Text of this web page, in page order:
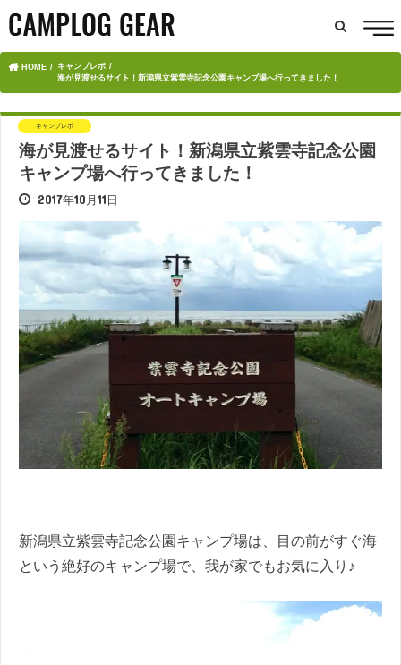
HOME
キャンプレポ
海が見渡せるサイト！新潟県立紫雲寺記念公園キャンプ場へ行ってきました！
キャンプレポ
海が見渡せるサイト！新潟県立紫雲寺記念公園
キャンプ場へ行ってきました！
2017年10月11日
新潟県立紫雲寺記念公園キャンプ場は、目の前がすぐ海
という絶好のキャンプ場で、我が家でもお気に入り♪